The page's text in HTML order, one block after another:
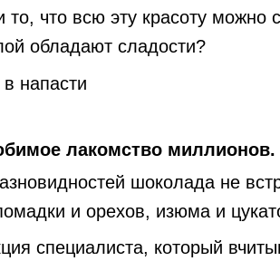
то, что всю эту красоту
обладают сладости?
напасти
лакомство миллионов.
шоколада не
и орехов, изюма и
специалиста, который